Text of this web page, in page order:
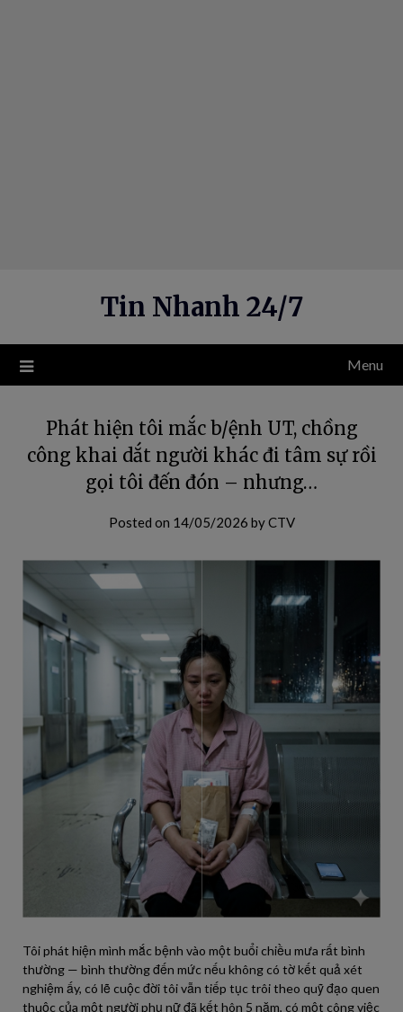
Tin Nhanh 24/7
Menu
Phát hiện tôi mắc b/ệnh UT, chồng
công khai dắt người khác đi tâm sự rồi
gọi tôi đến đón – nhưng…
Posted on 14/05/2026 byCTV
Tôi phát hiện mình mắc bệnh vào một buổi chiều mưa rất bình
thường — bình thường đến mức nếu không có tờ kết quả xét
nghiệm ấy, có lẽ cuộc đời tôi vẫn tiếp tục trôi theo quỹ đạo quen
thuộc của một người phụ nữ đã kết hôn 5 năm, có một công việc